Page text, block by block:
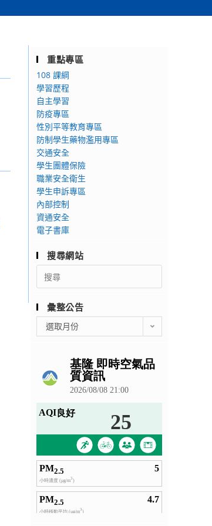
重點專區
108 課綱
學習歷程
自主學習
防疫專區
性別平等教育專區
防制學生藥物濫用專區
交通安全
學生團體保險
職業安全衛生
學生申訴專區
內部控制
資通安全
電子書庫
搜尋網站
Search
for:
彙整公告
整
選取月份